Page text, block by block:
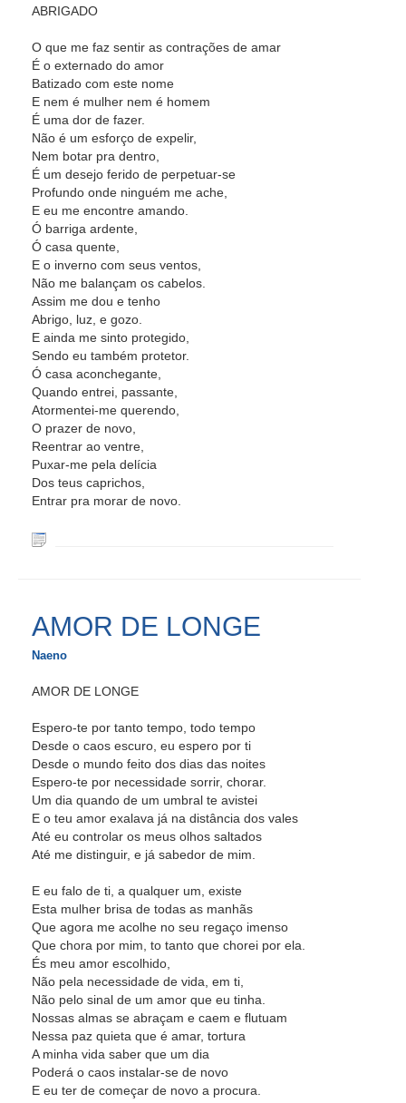
ABRIGADO
O que me faz sentir as contrações de amar
É o externado do amor
Batizado com este nome
E nem é mulher nem é homem
É uma dor de fazer.
Não é um esforço de expelir,
Nem botar pra dentro,
É um desejo ferido de perpetuar-se
Profundo onde ninguém me ache,
E eu me encontre amando.
Ó barriga ardente,
Ó casa quente,
E o inverno com seus ventos,
Não me balançam os cabelos.
Assim me dou e tenho
Abrigo, luz, e gozo.
E ainda me sinto protegido,
Sendo eu também protetor.
Ó casa aconchegante,
Quando entrei, passante,
Atormentei-me querendo,
O prazer de novo,
Reentrar ao ventre,
Puxar-me pela delícia
Dos teus caprichos,
Entrar pra morar de novo.
AMOR DE LONGE
Naeno
AMOR DE LONGE
Espero-te por tanto tempo, todo tempo
Desde o caos escuro, eu espero por ti
Desde o mundo feito dos dias das noites
Espero-te por necessidade sorrir, chorar.
Um dia quando de um umbral te avistei
E o teu amor exalava já na distância dos vales
Até eu controlar os meus olhos saltados
Até me distinguir, e já sabedor de mim.
E eu falo de ti, a qualquer um, existe
Esta mulher brisa de todas as manhãs
Que agora me acolhe no seu regaço imenso
Que chora por mim, to tanto que chorei por ela.
És meu amor escolhido,
Não pela necessidade de vida, em ti,
Não pelo sinal de um amor que eu tinha.
Nossas almas se abraçam e caem e flutuam
Nessa paz quieta que é amar, tortura
A minha vida saber que um dia
Poderá o caos instalar-se de novo
E eu ter de começar de novo a procura.